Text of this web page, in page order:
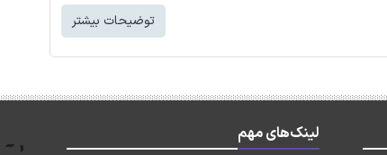
توضیحات بیشتر
لینک‌های مهم